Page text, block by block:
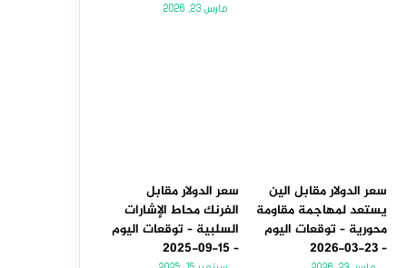
مارس 23, 2026
سعر الدولار مقابل الين
يستعد لمهاجمة مقاومة
محورية – توقعات اليوم
– 23-03-2026
سعر الدولار مقابل
الفرنك محاط الإشارات
السلبية – توقعات اليوم
– 15-09-2025